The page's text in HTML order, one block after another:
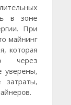
в зоне
При
майнинг
которая
через
уверены,